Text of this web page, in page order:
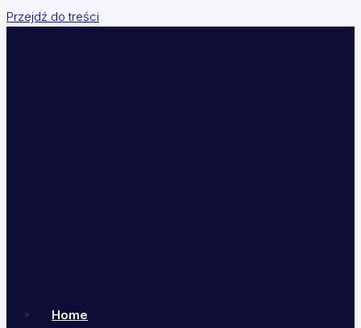
Przejdź do treści
Home